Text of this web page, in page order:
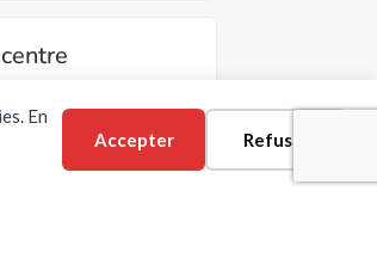
En
Accepter Refuser